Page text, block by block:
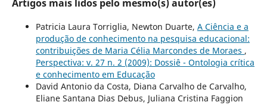
Artigos mais lidos pelo mesmo(s) autor(es)
Patricia Laura Torriglia, Newton Duarte, A Ciência e a
produção de conhecimento na pesquisa educacional:
contribuições de Maria Célia Marcondes de Moraes ,
Perspectiva: v. 27 n. 2 (2009): Dossiê - Ontologia crítica
e conhecimento em Educação
David Antonio da Costa, Diana Carvalho de Carvalho,
Eliane Santana Dias Debus, Juliana Cristina Faggion